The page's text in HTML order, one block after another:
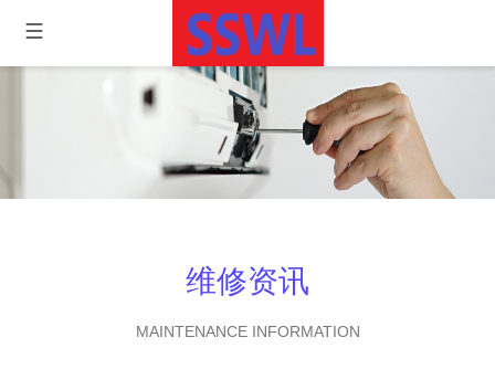
维修资讯
MAINTENANCE INFORMATION